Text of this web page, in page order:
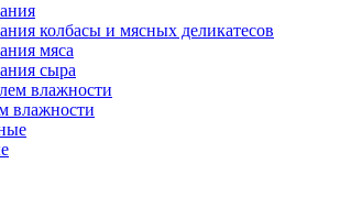
колбасы и мясных деликатесов
мяса
сыра
влажности